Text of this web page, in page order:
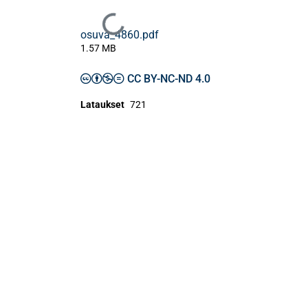
Ladataan...
osuva_4860.pdf
1.57 MB
CC BY-NC-ND 4.0
Lataukset 721